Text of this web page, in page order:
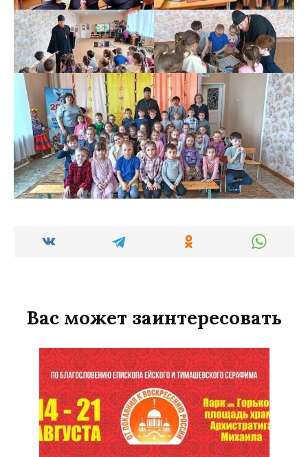
Вас может заинтересовать